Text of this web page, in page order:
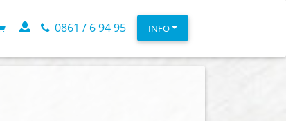
0861 / 6 94 95 INFO